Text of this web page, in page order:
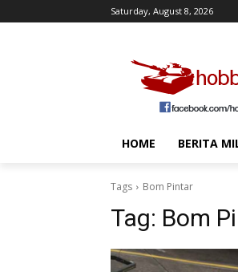
Saturday, August 8, 2026
HOME BERITA
Tags Bom Pintar
Tag: Bom